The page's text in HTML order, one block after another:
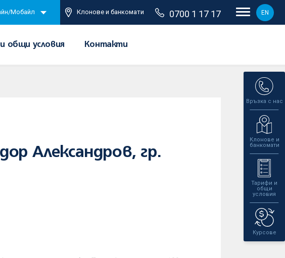
Мобайл Клонове и банкомати 0700 1 17 17 EN
и общи условия Контакти
Връзка с нас
Клонове и
банкомати
Тарифи и
общи
условия
Курсове
Александров, гр.